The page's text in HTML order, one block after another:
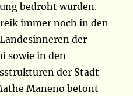
bedroht wurden.
immer noch in den
der
sowie in den
der Stadt
Maneno betont